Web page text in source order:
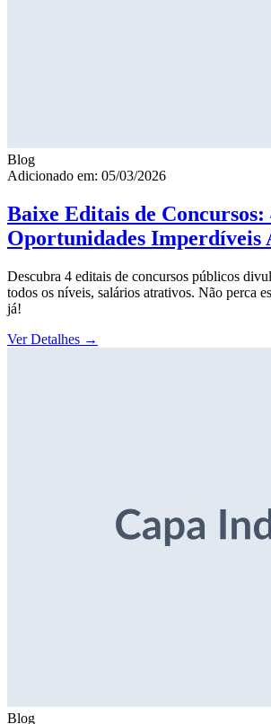
Blog
Adicionado em: 05/03/2026
Baixe Editais de Concursos:
Oportunidades Imperdíveis
Descubra 4 editais de concursos públicos
todos os níveis, salários atrativos. Não perca
já!
Ver Detalhes →
Blog